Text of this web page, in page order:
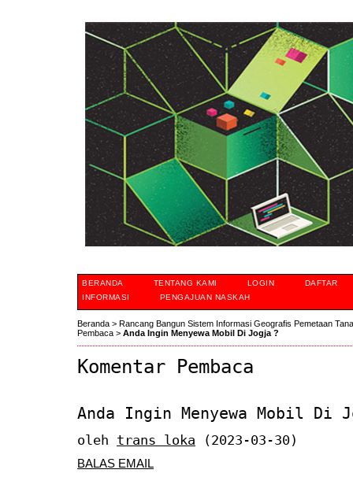
BERANDA TENTANG KAMI LOGIN
DAFTAR
INFORMASI
PENGAJUAN NASKAH
Beranda > Rancang Bangun Sistem Informasi Geografis Pemetaan
Pembaca > Anda Ingin Menyewa Mobil Di Jogja ?
Komentar Pembaca
Anda Ingin Menyewa Mobil Di
oleh trans loka (2023-03-30)
BALAS EMAIL